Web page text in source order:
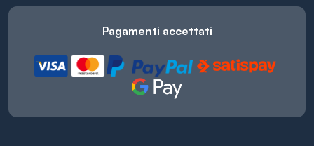
Pagamenti accettati